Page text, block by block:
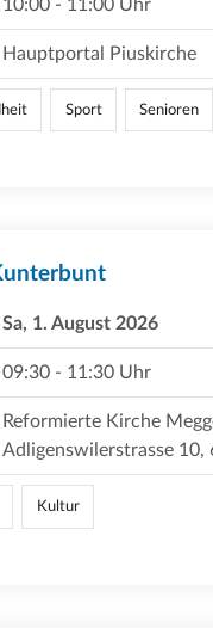
10:00 - 11:00 Uhr
Hauptportal Piuskirche
Sport Senioren
Sa, 1. August 2026
09:30 - 11:30 Uhr
Reformierte Kirche
Adligenswilerstrasse 10,
Kultur